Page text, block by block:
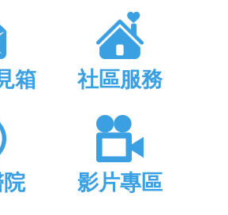
箱 社區服務
影片專區